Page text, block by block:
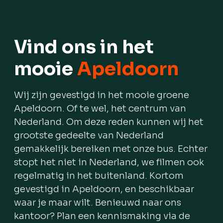
Vind ons in het
mooieApeldoorn
Wij zijn gevestigd in het mooie groene
Apeldoorn. Of te wel, het centrum van
Nederland. Om deze reden kunnen wij het
grootste gedeelte van Nederland
gemakkelijk bereiken met onze bus. Echter
stopt het niet in Nederland, we filmen ook
regelmatig in het buitenland. Kortom
gevestigd in Apeldoorn, en beschikbaar
waar je maar wilt. Benieuwd naar ons
kantoor? Plan een kennismaking via de